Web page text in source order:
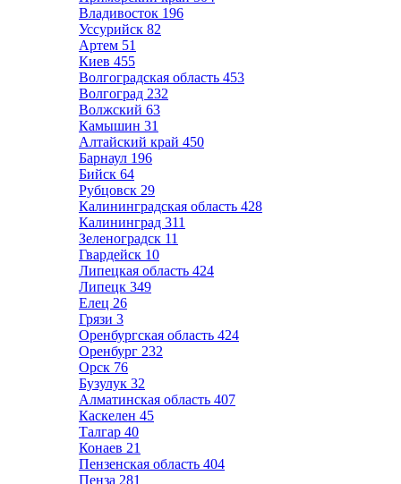
Владивосток 196
Уссурийск 82
Артем 51
Киев 455
Волгоградская область 453
Волгоград 232
Волжский 63
Камышин 31
Алтайский край 450
Барнаул 196
Бийск 64
Рубцовск 29
Калининградская область 428
Калининград 311
Зеленоградск 11
Гвардейск 10
Липецкая область 424
Липецк 349
Елец 26
Грязи 3
Оренбургская область 424
Оренбург 232
Орск 76
Бузулук 32
Алматинская область 407
Каскелен 45
Талгар 40
Конаев 21
Пензенская область 404
Пенза 281